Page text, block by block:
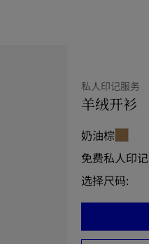
私人印记服务
羊绒开衫
奶油棕
免费私人印记
选择尺码: